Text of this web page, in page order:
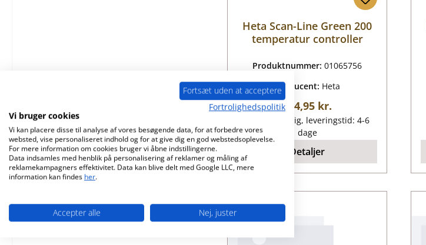
Heta Scan-Line Green 200
temperatur controller
Produktnummer:01065756
Producent: Heta
Almindelig pris:
194,95 kr.
Tilgængelig, leveringstid: 4-6
dage
Detaljer
Fortsæt uden at acceptere
Fortrolighedspolitik
Vi bruger cookies
Vi kan placere disse til analyse af vores besøgende data, for at forbedre vores
websted, vise personaliseret indhold og for at give dig en god webstedsoplevelse.
For mere information om cookies bruger vi åbne indstillingerne.
Data indsamles med henblik på personalisering af reklamer og måling af
reklamekampagners effektivitet. Data kan blive delt med Google LLC, mere
information kan findes her.
Accepter alle Nej, juster